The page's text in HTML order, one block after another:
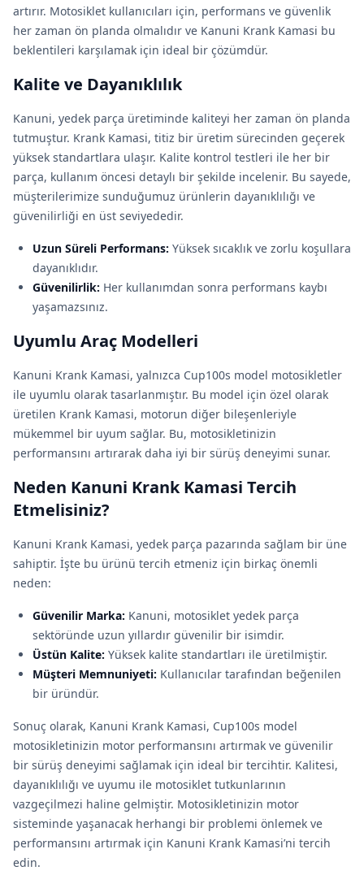
artırır. Motosiklet kullanıcıları için, performans ve güvenlik
her zaman ön planda olmalıdır ve Kanuni Krank Kamasi bu
beklentileri karşılamak için ideal bir çözümdür.
Kalite ve Dayanıklılık
Kanuni, yedek parça üretiminde kaliteyi her zaman ön planda
tutmuştur. Krank Kamasi, titiz bir üretim sürecinden geçerek
yüksek standartlara ulaşır. Kalite kontrol testleri ile her bir
parça, kullanım öncesi detaylı bir şekilde incelenir. Bu sayede,
müşterilerimize sunduğumuz ürünlerin dayanıklılığı ve
güvenilirliği en üst seviyededir.
Uzun Süreli Performans: Yüksek sıcaklık ve zorlu koşullara
dayanıklıdır.
Güvenilirlik: Her kullanımdan sonra performans kaybı
yaşamazsınız.
Uyumlu Araç Modelleri
Kanuni Krank Kamasi, yalnızca Cup100s model motosikletler
ile uyumlu olarak tasarlanmıştır. Bu model için özel olarak
üretilen Krank Kamasi, motorun diğer bileşenleriyle
mükemmel bir uyum sağlar. Bu, motosikletinizin
performansını artırarak daha iyi bir sürüş deneyimi sunar.
Neden Kanuni Krank Kamasi Tercih
Etmelisiniz?
Kanuni Krank Kamasi, yedek parça pazarında sağlam bir üne
sahiptir. İşte bu ürünü tercih etmeniz için birkaç önemli
neden:
Güvenilir Marka: Kanuni, motosiklet yedek parça
sektöründe uzun yıllardır güvenilir bir isimdir.
Üstün Kalite: Yüksek kalite standartları ile üretilmiştir.
Müşteri Memnuniyeti: Kullanıcılar tarafından beğenilen
bir üründür.
Sonuç olarak, Kanuni Krank Kamasi, Cup100s model
motosikletinizin motor performansını artırmak ve güvenilir
bir sürüş deneyimi sağlamak için ideal bir tercihtir. Kalitesi,
dayanıklılığı ve uyumu ile motosiklet tutkunlarının
vazgeçilmezi haline gelmiştir. Motosikletinizin motor
sisteminde yaşanacak herhangi bir problemi önlemek ve
performansını artırmak için Kanuni Krank Kamasi’ni tercih
edin.